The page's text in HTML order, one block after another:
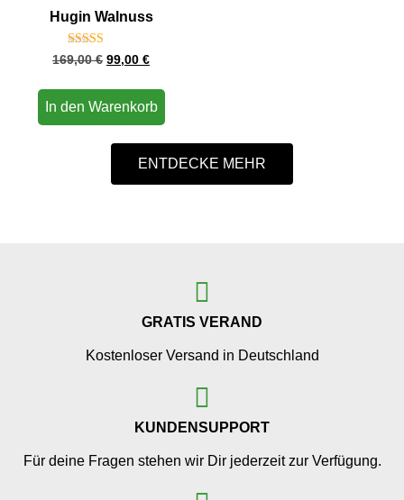
Hugin Walnuss
Bewertet
mit
von 5
169,00€ 99,00 €
In den Warenkorb
ENTDECKE MEHR
GRATIS VERAND
Kostenloser Versand in Deutschland
KUNDENSUPPORT
Für deine Fragen stehen wir Dir jederzeit zur Verfügung.